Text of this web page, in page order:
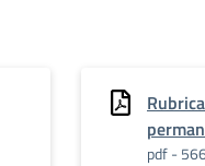
pdf -